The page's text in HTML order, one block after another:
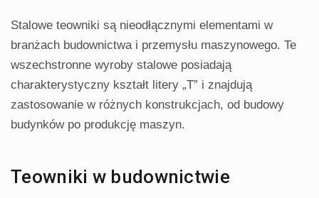
Stalowe teowniki są nieodłącznymi elementami w
branżach budownictwa i przemysłu maszynowego. Te
wszechstronne wyroby stalowe posiadają
charakterystyczny kształt litery „T” i znajdują
zastosowanie w różnych konstrukcjach, od budowy
budynków po produkcję maszyn.
Teowniki w budownictwie